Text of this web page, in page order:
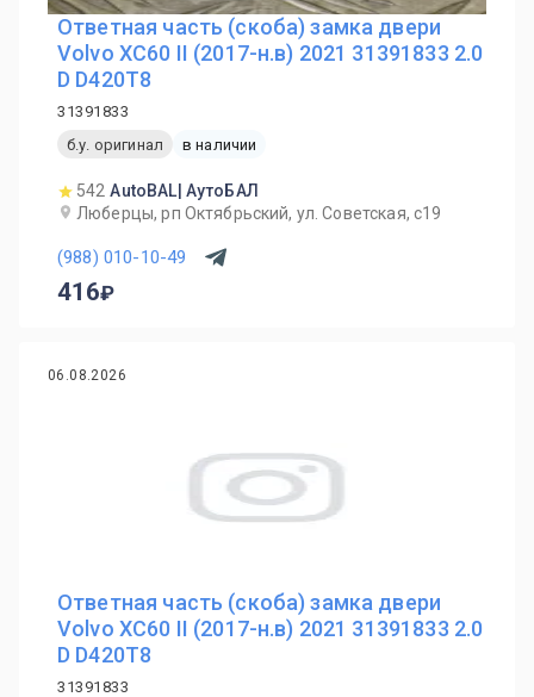
Ответная часть (скоба) замка двери
Volvo XC60 II (2017-н.в) 2021 31391833 2.0
D D420T8
31391833
б.у. оригинал
в наличии
542 AutoBAL| АутоБАЛ
Люберцы, рп Октябрьский, ул. Советская, с19
(988) 010-10-49
416
06.08.2026
Ответная часть (скоба) замка двери
Volvo XC60 II (2017-н.в) 2021 31391833 2.0
D D420T8
31391833